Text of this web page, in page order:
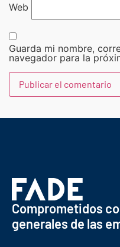
Web
Guarda mi nombre,
navegador para la
Comprometidos
generales de las